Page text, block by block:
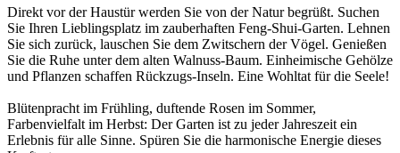
Direkt vor der Haustür werden Sie von der Natur begrüßt. Suchen
Sie Ihren Lieblingsplatz im zauberhaften Feng-Shui-Garten. Lehnen
Sie sich zurück, lauschen Sie dem Zwitschern der Vögel. Genießen
Sie die Ruhe unter dem alten Walnuss-Baum. Einheimische Gehölze
und Pflanzen schaffen Rückzugs-Inseln. Eine Wohltat für die Seele!
Blütenpracht im Frühling, duftende Rosen im Sommer,
Farbenvielfalt im Herbst: Der Garten ist zu jeder Jahreszeit ein
Erlebnis für alle Sinne. Spüren Sie die harmonische Energie dieses